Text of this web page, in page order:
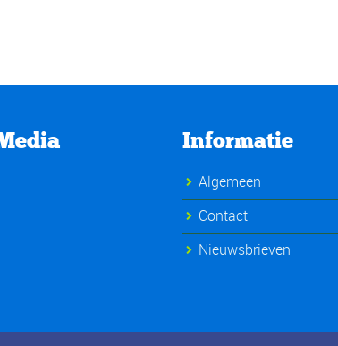
Informatie
Algemeen
Contact
Nieuwsbrieven